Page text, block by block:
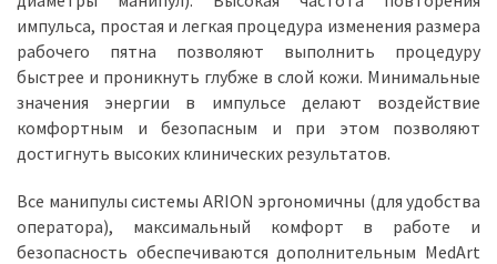
импульса, простая и легкая процедура изменения размера
рабочего пятна позволяют выполнить процедуру
быстрее и проникнуть глубже в слой кожи. Минимальные
значения энергии в импульсе делают воздействие
комфортным и безопасным и при этом позволяют
достигнуть высоких клинических результатов.
Все манипулы системы ARION эргономичны (для удобства
оператора), максимальный комфорт в работе и
безопасность обеспечиваются дополнительным MedArt